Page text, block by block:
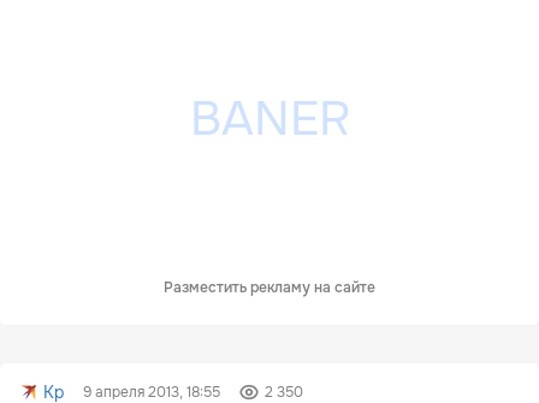
Разместить рекламу на сайте
Kp 9 апреля 2013, 18:55 2 350